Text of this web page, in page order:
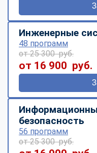
Инженерные
48 программ
от 25 300 руб.
от 16 900 руб.
безопасность
56 программ
от 25 300 руб.